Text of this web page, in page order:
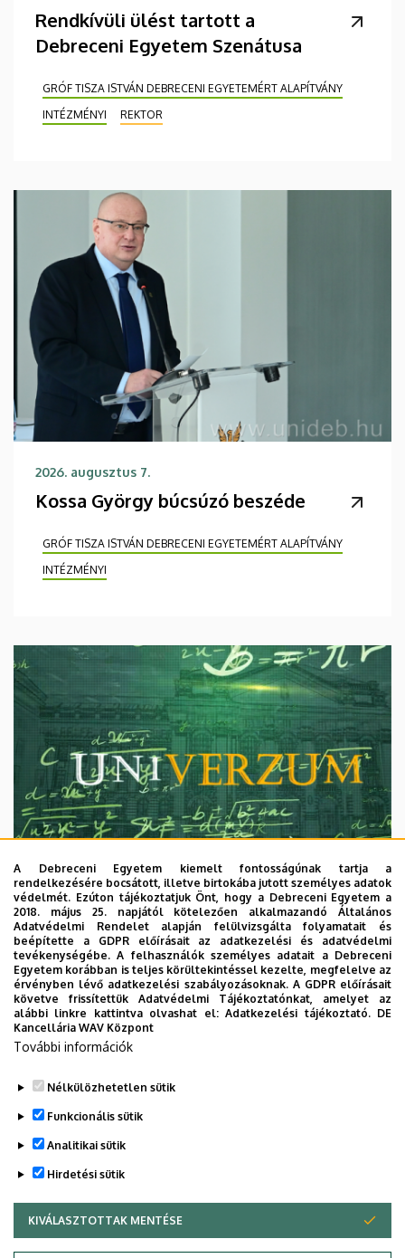
Rendkívüli ülést tartott a
Debreceni Egyetem Szenátusa
GRÓF TISZA ISTVÁN DEBRECENI EGYETEMÉRT ALAPÍTVÁNY
INTÉZMÉNYI
REKTOR
2026. augusztus 7.
Kossa György búcsúzó beszéde
GRÓF TISZA ISTVÁN DEBRECENI EGYETEMÉRT ALAPÍTVÁNY
INTÉZMÉNYI
2026. augusztus 7.
Univerzum: A Debreceni Egyetem
titkos receptjei
KUTATÁS TUDOMÁNY
A Debreceni Egyetem kiemelt fontosságúnak tartja a
rendelkezésére bocsátott, illetve birtokába jutott személyes adatok
védelmét. Ezúton tájékoztatjuk Önt, hogy a Debreceni Egyetem a
2018. május 25. napjától kötelezően alkalmazandó Általános
Adatvédelmi Rendelet alapján felülvizsgálta folyamatait és
beépítette a GDPR előírásait az adatkezelési és adatvédelmi
tevékenységébe. A felhasználók személyes adatait a Debreceni
Egyetem korábban is teljes körültekintéssel kezelte, megfelelve az
érvényben lévő adatkezelési szabályozásoknak. A GDPR előírásait
követve frissítettük Adatvédelmi Tájékoztatónkat, amelyet az
alábbi linkre kattintva olvashat el:Adatkezelési tájékoztató. DE
Kancellária WAV Központ
További információk
Nélkülözhetetlen sütik
Funkcionális sütik
Analitikai sütik
Hirdetési sütik
KIVÁLASZTOTTAK MENTÉSE
WITHDRAW CONSENT